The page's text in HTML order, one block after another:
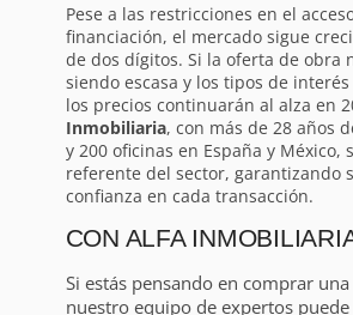
Pese a las restricciones en el
financiación, el mercado sigue
de dos dígitos. Si la oferta de obra
siendo escasa y los tipos de
los precios continuarán al alza en
Inmobiliaria, con más de 28 años
y 200 oficinas en España y México,
referente del sector, garantizando
confianza en cada transacción.
CON ALFA
Si estás pensando en comprar
nuestro equipo de expertos